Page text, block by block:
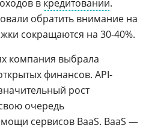
в кредитовании.
обратить внимание на
сокращаются на 30-40%.
компания выбрала
финансов. API-
рост
очередь
сервисов BaaS. BaaS —